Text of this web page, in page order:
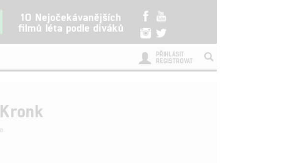
10 Nejočekávanějších
filmů léta podle diváků
PŘIHLÁSIT
REGISTROVAT